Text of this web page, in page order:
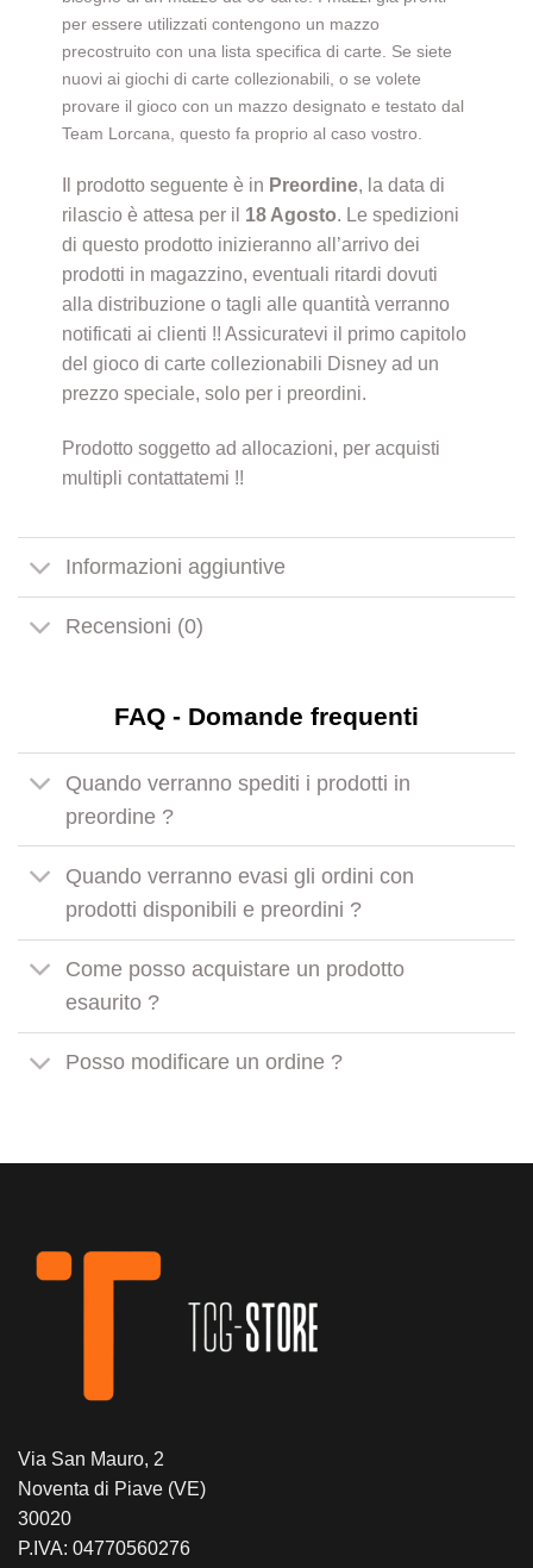
per essere utilizzati contengono un mazzo
precostruito con una lista specifica di carte. Se siete
nuovi ai giochi di carte collezionabili, o se volete
provare il gioco con un mazzo designato e testato dal
Team Lorcana, questo fa proprio al caso vostro.
Il prodotto seguente è in Preordine, la data di
rilascio è attesa per il 18Agosto. Le spedizioni
di questo prodotto inizieranno all’arrivo dei
prodotti in magazzino, eventuali ritardi dovuti
alla distribuzione o tagli alle quantità verranno
notificati ai clienti !! Assicuratevi il primo capitolo
del gioco di carte collezionabili Disney ad un
prezzo speciale, solo per i preordini.
Prodotto soggetto ad allocazioni, per acquisti
multipli contattatemi !!
Informazioni aggiuntive
Recensioni (0)
FAQ - Domande frequenti
Quando verranno spediti i prodotti in
preordine ?
Quando verranno evasi gli ordini con
prodotti disponibili e preordini ?
Come posso acquistare un prodotto
esaurito ?
Posso modificare un ordine ?
Via San Mauro, 2
Noventa di Piave (VE)
30020
P.IVA: 04770560276